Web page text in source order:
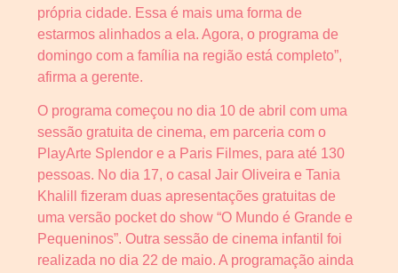
própria cidade. Essa é mais uma forma de
estarmos alinhados a ela. Agora, o programa de
domingo com a família na região está completo”,
afirma a gerente.
O programa começou no dia 10 de abril com uma
sessão gratuita de cinema, em parceria com o
PlayArte Splendor e a Paris Filmes, para até 130
pessoas. No dia 17, o casal Jair Oliveira e Tania
Khalill fizeram duas apresentações gratuitas de
uma versão pocket do show “O Mundo é Grande e
Pequeninos”. Outra sessão de cinema infantil foi
realizada no dia 22 de maio. A programação ainda